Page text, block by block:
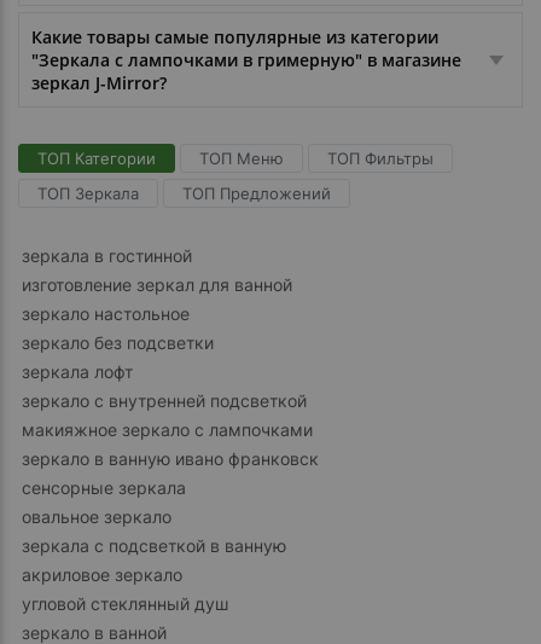
Какие товары самые популярные из категории
"Зеркала с лампочками в гримерную" в магазине
зеркал J-Mirror?
ТОП Категории ТОП Меню
ТОП Фильтры
ТОП Зеркала
ТОП Предложений
зеркала в гостинной
изготовление зеркал для ванной
зеркало настольное
зеркало без подсветки
зеркала лофт
зеркало с внутренней подсветкой
макияжное зеркало с лампочками
зеркало в ванную ивано франковск
сенсорные зеркала
овальное зеркало
зеркала с подсветкой в ванную
акриловое зеркало
угловой стеклянный душ
зеркало в ванной